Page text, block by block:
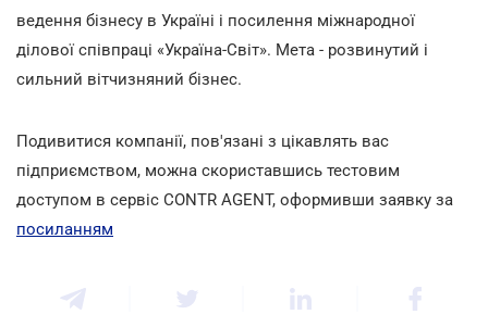
ведення бізнесу в Україні і посилення міжнародної
ділової співпраці «Україна-Світ». Мета - розвинутий і
сильний вітчизняний бізнес.
Подивитися компанії, пов'язані з цікавлять вас
підприємством, можна скориставшись тестовим
доступом в сервіс CONTR AGENT, оформивши заявку за
посиланням